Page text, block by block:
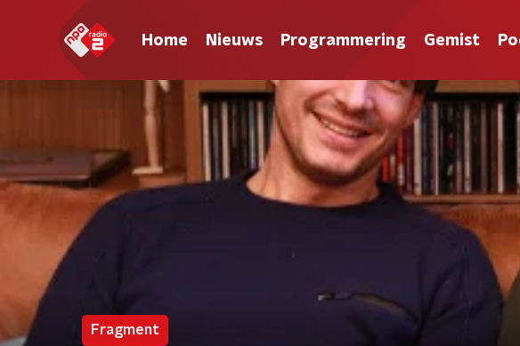
Home Nieuws Programmering Gemist
Fragment